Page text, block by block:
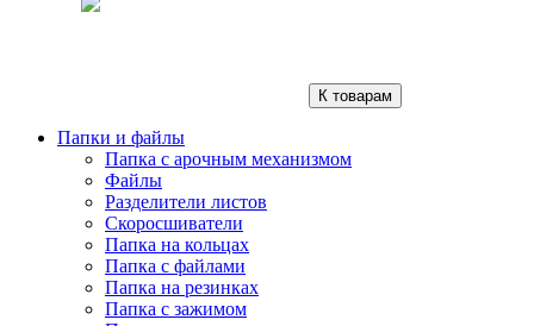
К товарам
Папки и файлы
Папка с арочным механизмом
Файлы
Разделители листов
Скоросшиватели
Папка на кольцах
Папка с файлами
Папка на резинках
Папка с зажимом